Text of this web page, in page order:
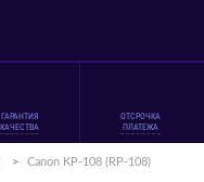
ГАРАНТИЯ
КАЧЕСТВА
ОТСРОЧКА
ПЛАТЕЖА
> Canon KP-108 (RP-108)